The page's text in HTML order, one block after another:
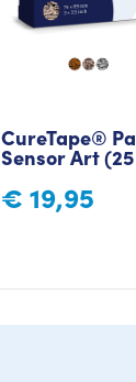
CureTape®
Sensor Art
€ 19,95